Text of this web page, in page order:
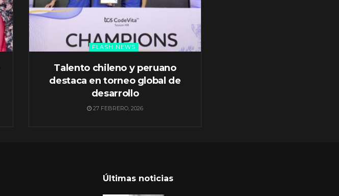
FLASH NEWS
Talento chileno y peruano
destaca en torneo global de
desarrollo
27 FEBRERO, 2026
Últimas noticias